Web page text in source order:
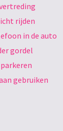
rijden
in de auto
gordel
gebruiken